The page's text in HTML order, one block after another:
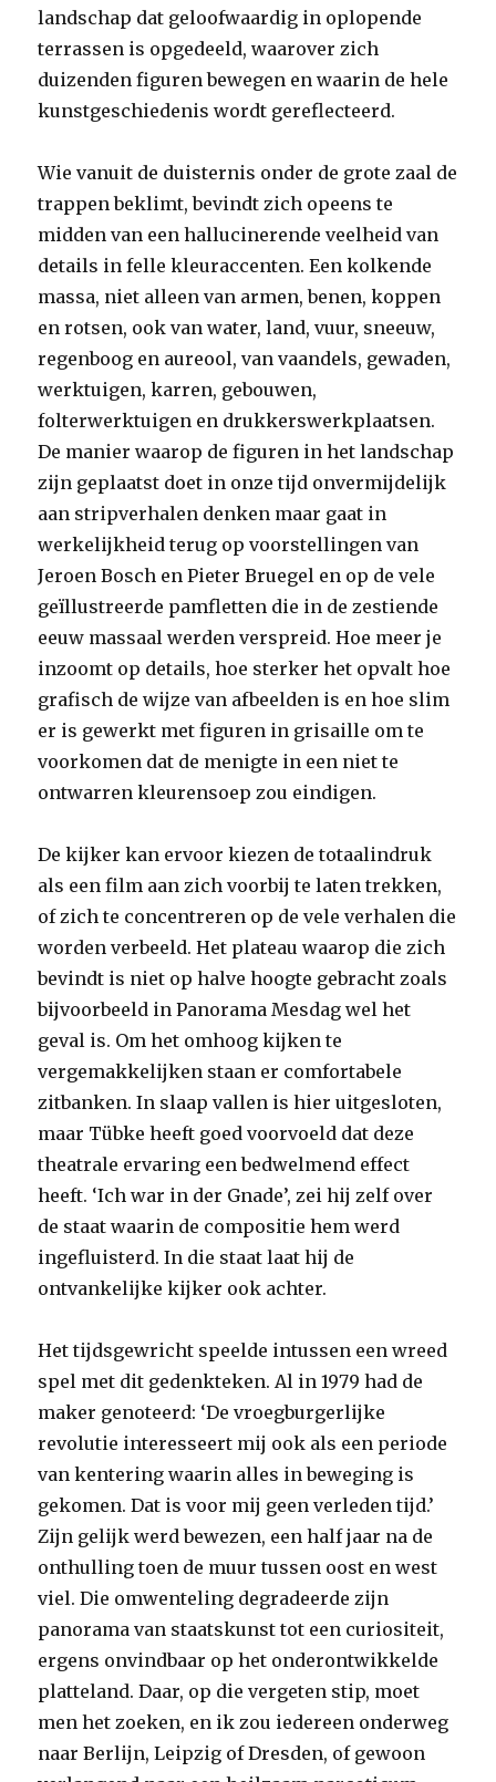
landschap dat geloofwaardig in oplopende
terrassen is opgedeeld, waarover zich
duizenden figuren bewegen en waarin de hele
kunstgeschiedenis wordt gereflecteerd.
Wie vanuit de duisternis onder de grote zaal de
trappen beklimt, bevindt zich opeens te
midden van een hallucinerende veelheid van
details in felle kleuraccenten. Een kolkende
massa, niet alleen van armen, benen, koppen
en rotsen, ook van water, land, vuur, sneeuw,
regenboog en aureool, van vaandels, gewaden,
werktuigen, karren, gebouwen,
folterwerktuigen en drukkerswerkplaatsen.
De manier waarop de figuren in het landschap
zijn geplaatst doet in onze tijd onvermijdelijk
aan stripverhalen denken maar gaat in
werkelijkheid terug op voorstellingen van
Jeroen Bosch en Pieter Bruegel en op de vele
geïllustreerde pamfletten die in de zestiende
eeuw massaal werden verspreid. Hoe meer je
inzoomt op details, hoe sterker het opvalt hoe
grafisch de wijze van afbeelden is en hoe slim
er is gewerkt met figuren in grisaille om te
voorkomen dat de menigte in een niet te
ontwarren kleurensoep zou eindigen.
De kijker kan ervoor kiezen de totaalindruk
als een film aan zich voorbij te laten trekken,
of zich te concentreren op de vele verhalen die
worden verbeeld. Het plateau waarop die zich
bevindt is niet op halve hoogte gebracht zoals
bijvoorbeeld in Panorama Mesdag wel het
geval is. Om het omhoog kijken te
vergemakkelijken staan er comfortabele
zitbanken. In slaap vallen is hier uitgesloten,
maar Tübke heeft goed voorvoeld dat deze
theatrale ervaring een bedwelmend effect
heeft. ‘Ich war in der Gnade’, zei hij zelf over
de staat waarin de compositie hem werd
ingefluisterd. In die staat laat hij de
ontvankelijke kijker ook achter.
Het tijdsgewricht speelde intussen een wreed
spel met dit gedenkteken. Al in 1979 had de
maker genoteerd: ‘De vroegburgerlijke
revolutie interesseert mij ook als een periode
van kentering waarin alles in beweging is
gekomen. Dat is voor mij geen verleden tijd.’
Zijn gelijk werd bewezen, een half jaar na de
onthulling toen de muur tussen oost en west
viel. Die omwenteling degradeerde zijn
panorama van staatskunst tot een curiositeit,
ergens onvindbaar op het onderontwikkelde
platteland. Daar, op die vergeten stip, moet
men het zoeken, en ik zou iedereen onderweg
naar Berlijn, Leipzig of Dresden, of gewoon